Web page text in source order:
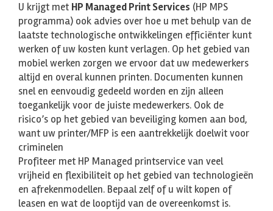
U krijgt met HP Managed Print Services (HP MPS
programma) ook advies over hoe u met behulp van de
laatste technologische ontwikkelingen efficiënter kunt
werken of uw kosten kunt verlagen. Op het gebied van
mobiel werken zorgen we ervoor dat uw medewerkers
altijd en overal kunnen printen. Documenten kunnen
snel en eenvoudig gedeeld worden en zijn alleen
toegankelijk voor de juiste medewerkers. Ook de
risico’s op het gebied van beveiliging komen aan bod,
want uw printer/MFP is een aantrekkelijk doelwit voor
criminelen
Profiteer met HP Managed printservice van veel
vrijheid en flexibiliteit op het gebied van technologieën
en afrekenmodellen. Bepaal zelf of u wilt kopen of
leasen en wat de looptijd van de overeenkomst is.